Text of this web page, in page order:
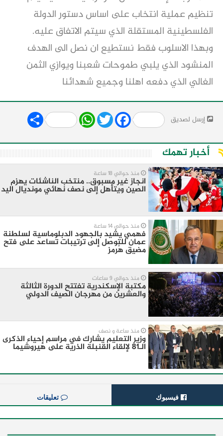
تنظيم عملية انتخاب على اساس دستور الدولة
الفلسطينية المستقلة الذي سيتم الاتفاق عليه.
وبهذا الاسلوب فقط نستطيع ان نصل الى الهدف
المنشود الذي يلبي طموحات شعبنا ويوازي الثمن
الغالي الذي دفعه اهلنا وجميع شهدائنا
إرسل لصديق Share WhatsApp
Twitter Facebook
أخبار تهمك
منذ حوالي 18 ساعة
انجاز غير مسبوق.. منتخب الناشئات يهزم
الصين ويتأهل إلى نصف نهائي مونديال اليد
منذ حوالي 14 ساعة
فهمي يشيد بالجهود الدبلوماسية لسلطنة
عمان للتوصل إلى ترتيبات تساعد على فتح
مضيق هُرمز
منذ حوالي 9 ساعات
مكتبة الإسكندرية تفتتح الدورة الثالثة
والعشرين من مهرجان الصيف الدولي
منذ ساعة و نصف
وزير التعليم يشارك في مراسم إحياء الذكرى
الـ81 لإلقاء القنبلة الذرية على هيروشيما
فيسبوك تعليقات